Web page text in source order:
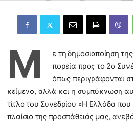
Μ ε τη δημοσιοποίηση της
πορεία προς το 2ο
όπως περιγράφονται
κείμενο, αλλά και η συμπύκνωση
τίτλο του Συνεδρίου «Η Ελλάδα που
πλαίσιο της προσπάθειάς μας,